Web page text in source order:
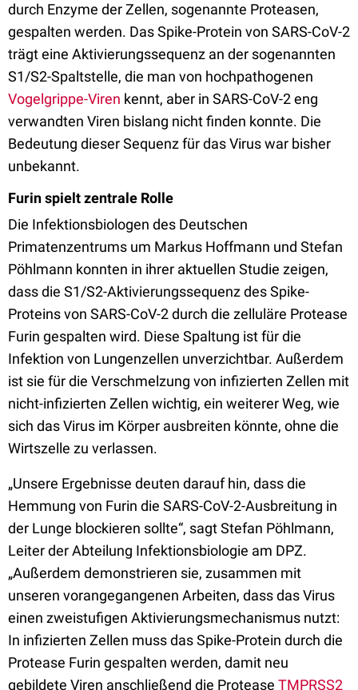
durch Enzyme der Zellen, sogenannte Proteasen,
gespalten werden. Das Spike-Protein von SARS-CoV-2
trägt eine Aktivierungssequenz an der sogenannten
S1/S2-Spaltstelle, die man von hochpathogenen
Vogelgrippe-Viren kennt, aber in SARS-CoV-2 eng
verwandten Viren bislang nicht finden konnte. Die
Bedeutung dieser Sequenz für das Virus war bisher
unbekannt.
Furin spielt zentrale Rolle
Die Infektionsbiologen des Deutschen
Primatenzentrums um Markus Hoffmann und Stefan
Pöhlmann konnten in ihrer aktuellen Studie zeigen,
dass die S1/S2-Aktivierungssequenz des Spike-
Proteins von SARS-CoV-2 durch die zelluläre Protease
Furin gespalten wird. Diese Spaltung ist für die
Infektion von Lungenzellen unverzichtbar. Außerdem
ist sie für die Verschmelzung von infizierten Zellen mit
nicht-infizierten Zellen wichtig, ein weiterer Weg, wie
sich das Virus im Körper ausbreiten könnte, ohne die
Wirtszelle zu verlassen.
„Unsere Ergebnisse deuten darauf hin, dass die
Hemmung von Furin die SARS-CoV-2-Ausbreitung in
der Lunge blockieren sollte“, sagt Stefan Pöhlmann,
Leiter der Abteilung Infektionsbiologie am DPZ.
„Außerdem demonstrieren sie, zusammen mit
unseren vorangegangenen Arbeiten, dass das Virus
einen zweistufigen Aktivierungsmechanismus nutzt:
In infizierten Zellen muss das Spike-Protein durch die
Protease Furin gespalten werden, damit neu
gebildete Viren anschließend die Protease TMPRSS2